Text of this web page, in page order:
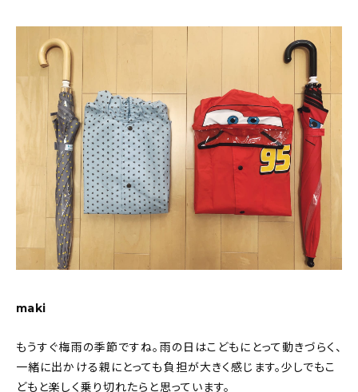
About
会社概要
プライバシーポリシー
お問い合わせ
maki
もうすぐ梅雨の季節ですね。雨の日はこどもにとって動きづらく、
一緒に出かける親にとっても負担が大きく感じます。少しでもこ
どもと楽しく乗り切れたらと思っています。